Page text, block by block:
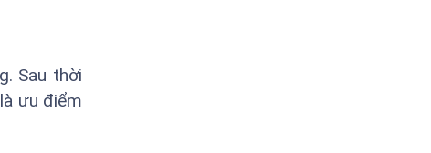
Sau thời
ưu điểm